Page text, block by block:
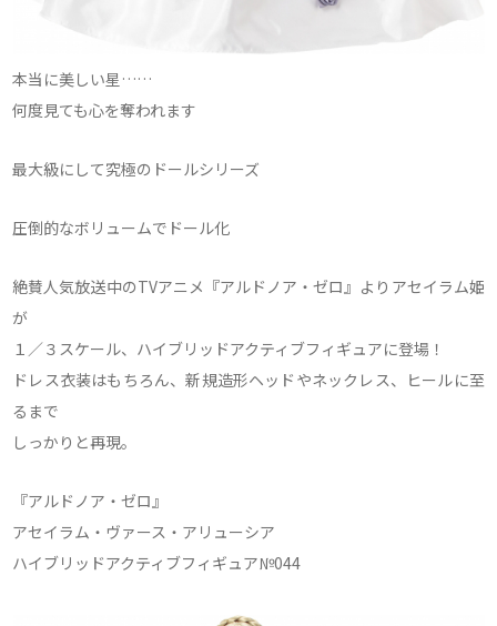
本当に美しい星……
何度見ても心を奪われます
最大級にして究極のドールシリーズ
圧倒的なボリュームでドール化
絶賛人気放送中のTVアニメ『アルドノア・ゼロ』よりアセイラム姫
が
１／３スケール、ハイブリッドアクティブフィギュアに登場！
ドレス衣装はもちろん、新規造形ヘッドやネックレス、ヒールに至
るまで
しっかりと再現。
『アルドノア・ゼロ』
アセイラム・ヴァース・アリューシア
ハイブリッドアクティブフィギュア№044